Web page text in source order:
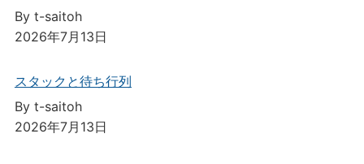
By t-saitoh
2026年7月13日
スタックと待ち行列
By t-saitoh
2026年7月13日